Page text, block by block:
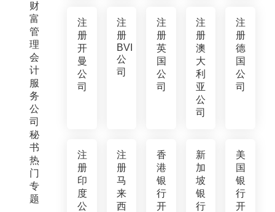
财
富
管
理
会
计
服
务
公
司
秘
书
热
门
专
题
注
册
开
曼
公
司
注
册
BVI
公
司
注
册
英
国
公
司
注
册
澳
大
利
亚
公
司
注
册
德
国
公
司
注
册
印
度
公
注
册
马
来
西
香
港
银
行
开
新
加
坡
银
行
美
国
银
行
开